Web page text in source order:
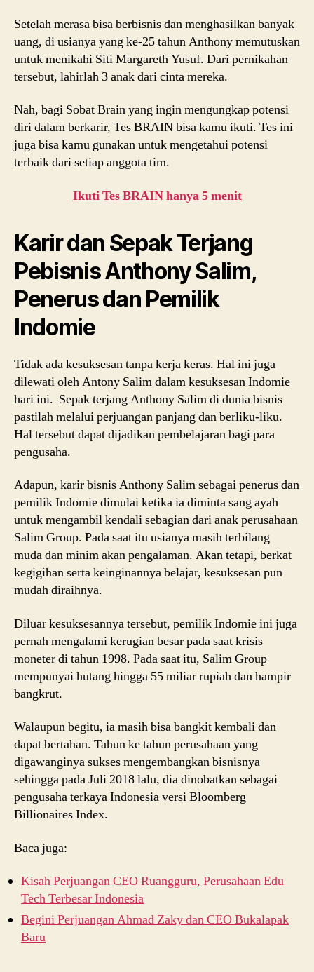
Setelah merasa bisa berbisnis dan menghasilkan banyak
uang, di usianya yang ke-25 tahun Anthony memutuskan
untuk menikahi Siti Margareth Yusuf. Dari pernikahan
tersebut, lahirlah 3 anak dari cinta mereka.
Nah, bagi Sobat Brain yang ingin mengungkap potensi
diri dalam berkarir, Tes BRAIN bisa kamu ikuti. Tes ini
juga bisa kamu gunakan untuk mengetahui potensi
terbaik dari setiap anggota tim.
Ikuti Tes BRAIN hanya 5 menit
Karir dan Sepak Terjang
Pebisnis Anthony Salim,
Penerus dan Pemilik
Indomie
Tidak ada kesuksesan tanpa kerja keras. Hal ini juga
dilewati oleh Antony Salim dalam kesuksesan Indomie
hari ini. Sepak terjang Anthony Salim di dunia bisnis
pastilah melalui perjuangan panjang dan berliku-liku.
Hal tersebut dapat dijadikan pembelajaran bagi para
pengusaha.
Adapun, karir bisnis Anthony Salim sebagai penerus dan
pemilik Indomie dimulai ketika ia diminta sang ayah
untuk mengambil kendali sebagian dari anak perusahaan
Salim Group. Pada saat itu usianya masih terbilang
muda dan minim akan pengalaman. Akan tetapi, berkat
kegigihan serta keinginannya belajar, kesuksesan pun
mudah diraihnya.
Diluar kesuksesannya tersebut, pemilik Indomie ini juga
pernah mengalami kerugian besar pada saat krisis
moneter di tahun 1998. Pada saat itu, Salim Group
mempunyai hutang hingga 55 miliar rupiah dan hampir
bangkrut.
Walaupun begitu, ia masih bisa bangkit kembali dan
dapat bertahan. Tahun ke tahun perusahaan yang
digawanginya sukses mengembangkan bisnisnya
sehingga pada Juli 2018 lalu, dia dinobatkan sebagai
pengusaha terkaya Indonesia versi Bloomberg
Billionaires Index.
Baca juga:
Kisah Perjuangan CEO Ruangguru, Perusahaan Edu
Tech Terbesar Indonesia
Begini Perjuangan Ahmad Zaky dan CEO Bukalapak
Baru